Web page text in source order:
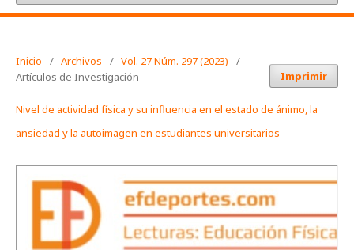
Inicio / Archivos / Vol. 27 Núm. 297 (2023)
/
Artículos de Investigación
Imprimir
Nivel de actividad física y su influencia en el estado de ánimo, la
ansiedad y la autoimagen en estudiantes universitarios